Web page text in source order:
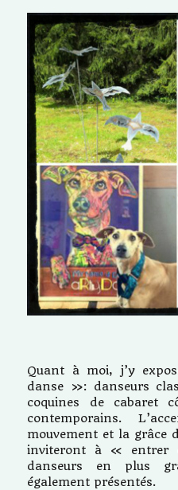
Quant à moi, j’y
danse »: danseurs
coquines de cabaret
contemporains.
mouvement et la grâce
inviteront à « entrer
danseurs en plus
également présentés.